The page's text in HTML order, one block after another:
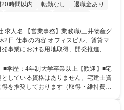
20時間以内 転勤なし
退職金あり
社宅あり
グ
、賃貸マ
事業における用地取得、開発推進、賃
行う営業部門において事務業務を担当
業務（各種費用支払、支払管理、請
ー申請対応）・予算作成及び予実管
■学歴：4年制大学卒業以上【歓迎】■宅
している資格はありません。宅建士資
を推奨しております（取得・維持費用